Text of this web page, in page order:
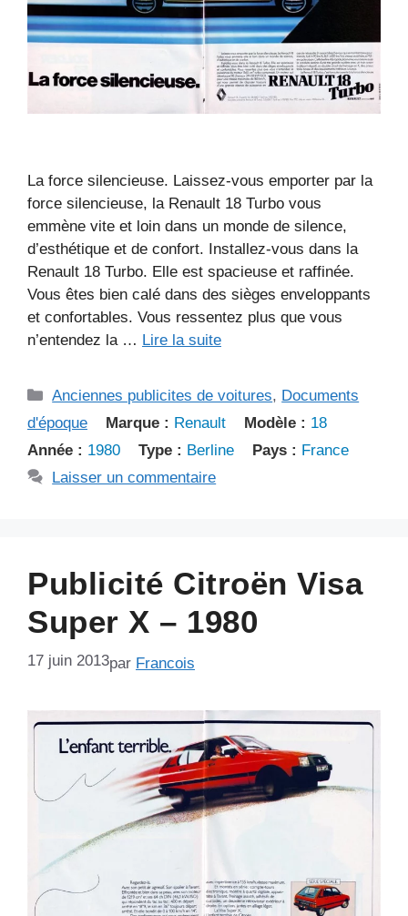
La force silencieuse. Laissez-vous emporter par la
force silencieuse, la Renault 18 Turbo vous
emmène vite et loin dans un monde de silence,
d’esthétique et de confort. Installez-vous dans la
Renault 18 Turbo. Elle est spacieuse et raffinée.
Vous êtes bien calé dans des sièges enveloppants
et confortables. Vous ressentez plus que vous
n’entendez la … Lire la suite
Catégories
Anciennes publicites de voitures, Documents
d'époque
Marque : Renault Modèle : 18
Année : 1980 Type : Berline Pays : France
Laisser un commentaire
Publicité Citroën Visa
Super X – 1980
17 juin 2013par Francois